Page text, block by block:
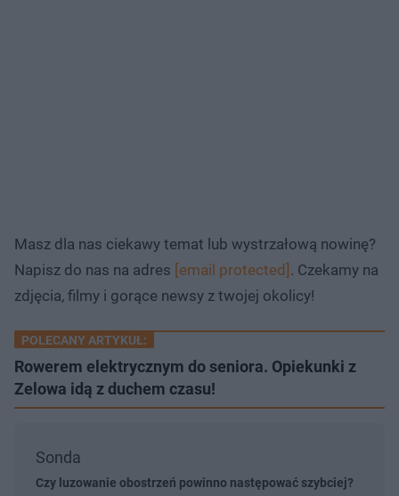
Masz dla nas ciekawy temat lub wystrzałową nowinę?
Napisz do nas na adres [email protected] . Czekamy na
zdjęcia, filmy i gorące newsy z twojej okolicy!
POLECANY ARTYKUŁ:
Rowerem elektrycznym do seniora. Opiekunki z
Zelowa idą z duchem czasu!
Sonda
Czy luzowanie obostrzeń powinno następować szybciej?